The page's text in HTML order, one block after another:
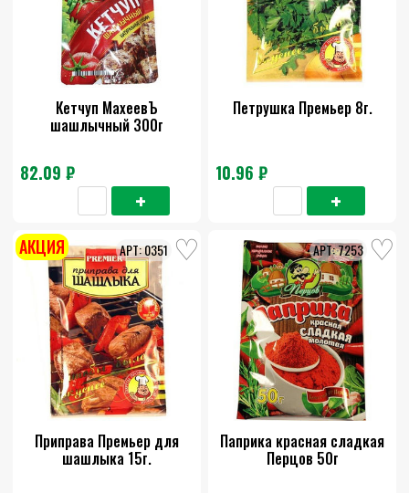
Кетчуп МахеевЪ
шашлычный 300г
82.09 ₽
Петрушка Премьер 8г.
10.96 ₽
Приправа Премьер для
шашлыка 15г.
0351
АКЦИЯ
Паприка красная сладкая
Перцов 50г
7253